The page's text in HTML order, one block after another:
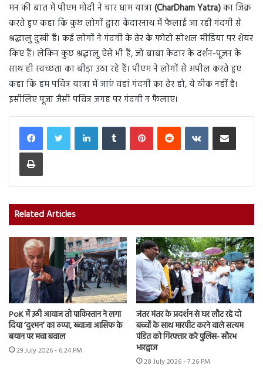
मन की बात में पीएम मोदी ने चार धाम यात्रा(CharDham Yatra)का जिक्र
करते हुए कहा कि कुछ लोगों द्वारा केदारनाथ में फैलाई जा रही गंदगी से
श्रद्धालु दुखी हैं। कई लोगों ने गंदगी के ढेर के फोटो सोशल मीडिया पर शेयर
किए हैं। लेकिन कुछ श्रद्धालु ऐसे भी हैं, जो बाबा केदार के दर्शन-पूजन के
साथ ही स्वच्छता का बीड़ा उठा रहे हैं। पीएम ने लोगों से अपील करते हुए
कहा कि हम पवित्र यात्रा में जाएं वहां गंदगी का ढेर हो, ये ठीक नहीं है।
इसीलिए पूजा जैसी पवित्र जगह पर गंदगी न फैलाए।
LinkedInTumblr PinterestReddit VKontakteShare via Email
Print
Related Articles
PoK में उठी आवाज तो पाकिस्तान ने लगा
दिया ‘दुश्मन’ का ठप्पा, ख्वाजा आसिफ के
बयान पर मचा बवाल
29 July 2026 - 6:24 PM
जंतर मंतर के प्रदर्शन से घर लौट रहे दो
बच्चों के साथ मारपीट करने वाले सत्यम
पंडित को गिरफ्तार करे पुलिस- सौरभ
भारद्वाज
28 July 2026 - 7:26 PM